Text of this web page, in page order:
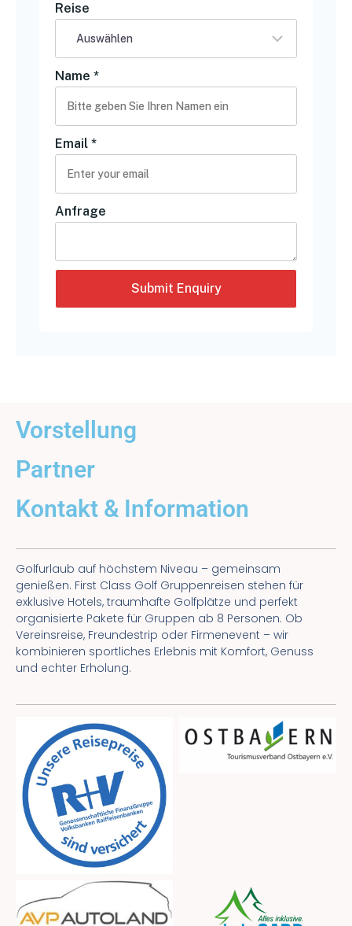
Reise
Name *
Email *
Anfrage
Vorstellung
Partner
Kontakt & Information
Golfurlaub auf höchstem Niveau – gemeinsam
genießen. First Class Golf Gruppenreisen stehen für
exklusive Hotels, traumhafte Golfplätze und perfekt
organisierte Pakete für Gruppen ab 8 Personen. Ob
Vereinsreise, Freundestrip oder Firmenevent – wir
kombinieren sportliches Erlebnis mit Komfort, Genuss
und echter Erholung.